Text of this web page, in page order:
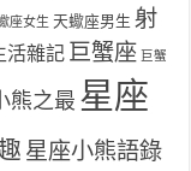
座女生 天蠍座男生 射
活雜記 巨蟹座 巨蟹
熊之最 星座
星座小熊語錄